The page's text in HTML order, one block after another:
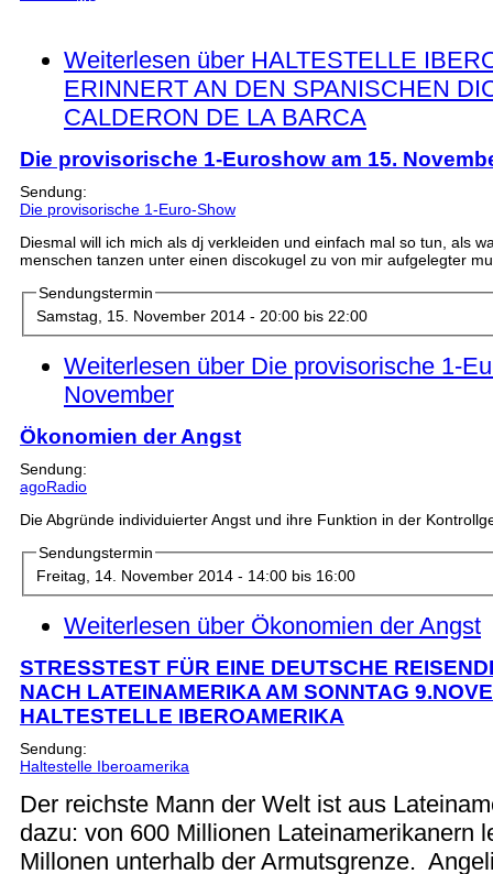
Weiterlesen über HALTESTELLE
ERINNERT AN DEN SPANISCHEN
CALDERON DE LA BARCA
Die provisorische 1-Euroshow am 15.
Sendung:
Die provisorische 1-Euro-Show
Diesmal will ich mich als dj verkleiden und einfach mal so tun, als
menschen tanzen unter einen discokugel zu von mir aufgelegter
Sendungstermin
Samstag, 15. November 2014 - 20:00bis 22:00
Weiterlesen über Die provisorische 1-
November
Ökonomien der Angst
Sendung:
agoRadio
Die Abgründe individuierter Angst und ihre Funktion in der
Sendungstermin
Freitag, 14. November 2014 - 14:00bis 16:00
Weiterlesen über Ökonomien der Angst
STRESSTEST FÜR EINE DEUTSCHE
NACH LATEINAMERIKA AM SONNTAG
HALTESTELLE IBEROAMERIKA
Sendung:
Haltestelle Iberoamerika
Der reichste Mann der Welt ist aus
dazu: von 600 Millionen Lateinamerikanern
Millonen unterhalb der Armutsgrenze.